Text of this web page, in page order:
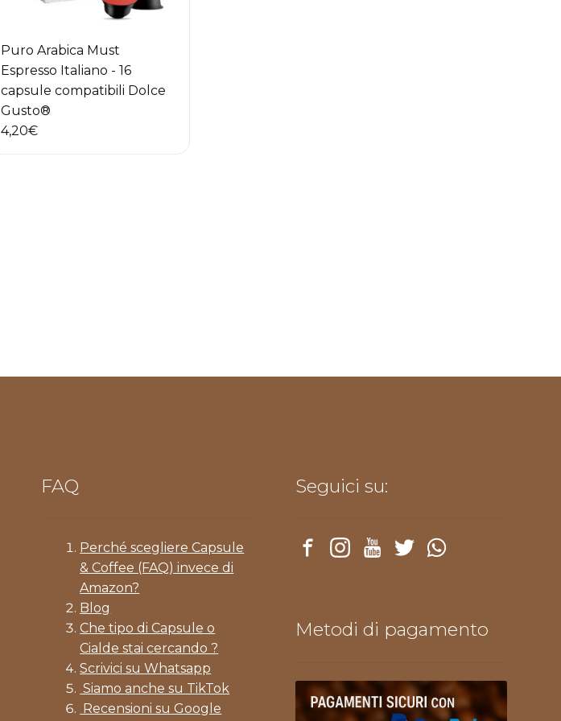
Puro Arabica Must
Espresso Italiano - 16
capsule compatibili Dolce
Gusto®
4,20€
FAQ
Perché scegliere Capsule
& Coffee (FAQ) invece di
Amazon?
Blog
Che tipo di Capsule o
Cialde stai cercando ?
Scrivici su Whatsapp
Siamo anche su TikTok
Recensioni su Google
Seguici su:
Metodi di pagamento